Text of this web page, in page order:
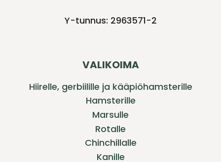
Y-tunnus: 2963571-2
VALIKOIMA
Hiirelle, gerbiilille ja kääpiöhamsterille
Hamsterille
Marsulle
Rotalle
Chinchillalle
Kanille